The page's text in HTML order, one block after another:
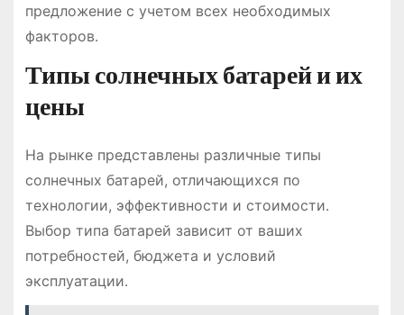
предложение с учетом всех необходимых
факторов․
Типы солнечных батарей и их
цены
На рынке представлены различные типы
солнечных батарей, отличающихся по
технологии, эффективности и стоимости․
Выбор типа батарей зависит от ваших
потребностей, бюджета и условий
эксплуатации․